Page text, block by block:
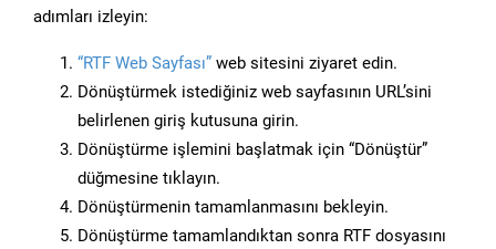
adımları izleyin:
“RTF Web Sayfası” web sitesini ziyaret edin.
Dönüştürmek istediğiniz web sayfasının URL’sini
belirlenen giriş kutusuna girin.
Dönüştürme işlemini başlatmak için “Dönüştür”
düğmesine tıklayın.
Dönüştürmenin tamamlanmasını bekleyin.
Dönüştürme tamamlandıktan sonra RTF dosyasını